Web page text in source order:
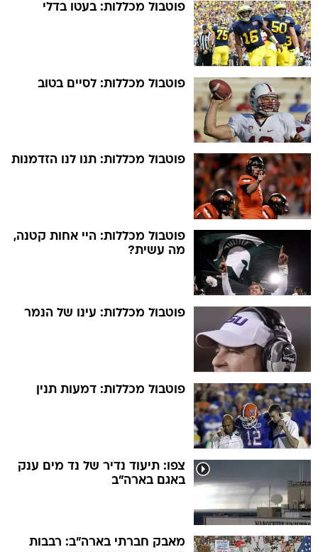
פוטבול מכללות: בעטו בדלי
פוטבול מכללות: לסיים בטוב
פוטבול מכללות: תנו לנו הזדמנות
פוטבול מכללות: היי אחות קטנה,
מה עשית?
פוטבול מכללות: עינו של הנמר
פוטבול מכללות: דמעות תנין
צפו: תיעוד נדיר של נד מים ענק
באגם בארה"ב
מאבק חברתי בארה"ב: רבבות